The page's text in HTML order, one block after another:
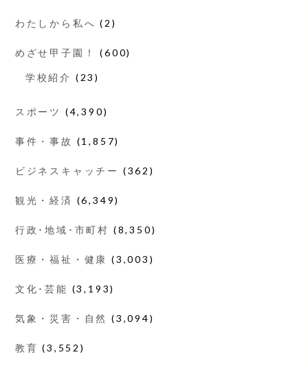
わたしから私へ (2)
めざせ甲子園！ (600)
学校紹介 (23)
スポーツ (4,390)
事件・事故 (1,857)
ビジネスキャッチー (362)
観光・経済 (6,349)
行政･地域･市町村 (8,350)
医療・福祉・健康 (3,003)
文化･芸能 (3,193)
気象・災害・自然 (3,094)
教育 (3,552)